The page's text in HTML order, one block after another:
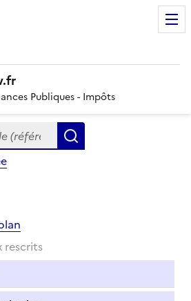
Publiques - Impôts
(références, mots clés, partie du
rescrits